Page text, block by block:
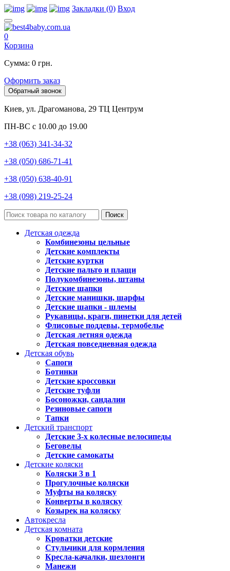
Закладки (0) Вход
0
Корзина
Сумма: 0 грн.
Оформить заказ
Обратный звонок
Киев, ул. Драгоманова, 29 ТЦ Центрум
ПН-ВС с 10.00 до 19.00
+38 (063) 341-34-32
+38 (050) 686-71-41
+38 (050) 638-40-91
+38 (098) 219-25-24
Поиск
Детская одежда
Комбинезоны цельные
Детские комплекты
Детские куртки
Детские пальто и плащи
Полукомбинезоны, штаны
Детские шапки
Детские манишки, шарфы
Детские шапки - шлемы
Рукавицы, краги, пинетки для детей
Флисовые поддевы, термобелье
Детская летняя одежда
Детская повседневная одежда
Детская обувь
Сапоги
Ботинки
Детские кроссовки
Детские туфли
Босоножки, сандалии
Резиновые сапоги
Тапки
Детский транспорт
Детские 3-х колесные велосипеды
Беговелы
Детские самокаты
Детские коляски
Коляски 3 в 1
Прогулочные коляски
Муфты на коляску
Конверты в коляску
Козырек на коляску
Автокресла
Детская комната
Кроватки детские
Стульчики для кормления
Кресла-качалки, шезлонги
Манежи